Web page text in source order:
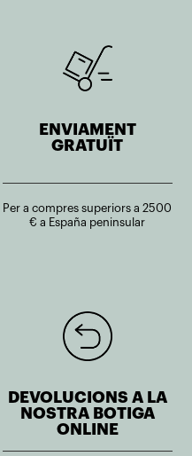
ENVIAMENT
GRATUÏT
Per a compres superiors a 2500
€ a España peninsular
DEVOLUCIONS A LA
NOSTRA BOTIGA
ONLINE